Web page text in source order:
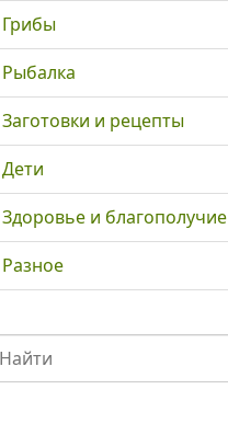
Грибы
Рыбалка
Заготовки и рецепты
Дети
Здоровье и благополучие
Разное